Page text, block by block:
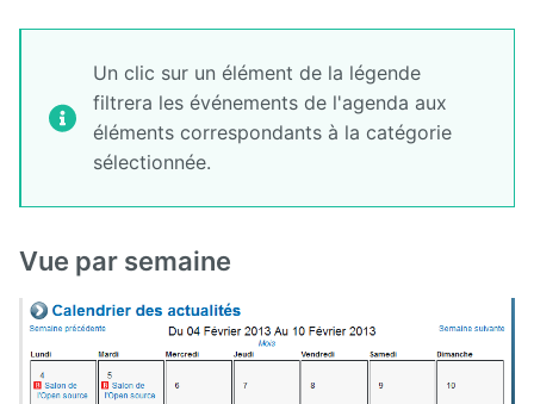
Un clic sur un élément de la légende
filtrera les événements de l'agenda aux
éléments correspondants à la catégorie
sélectionnée.
Vue par semaine